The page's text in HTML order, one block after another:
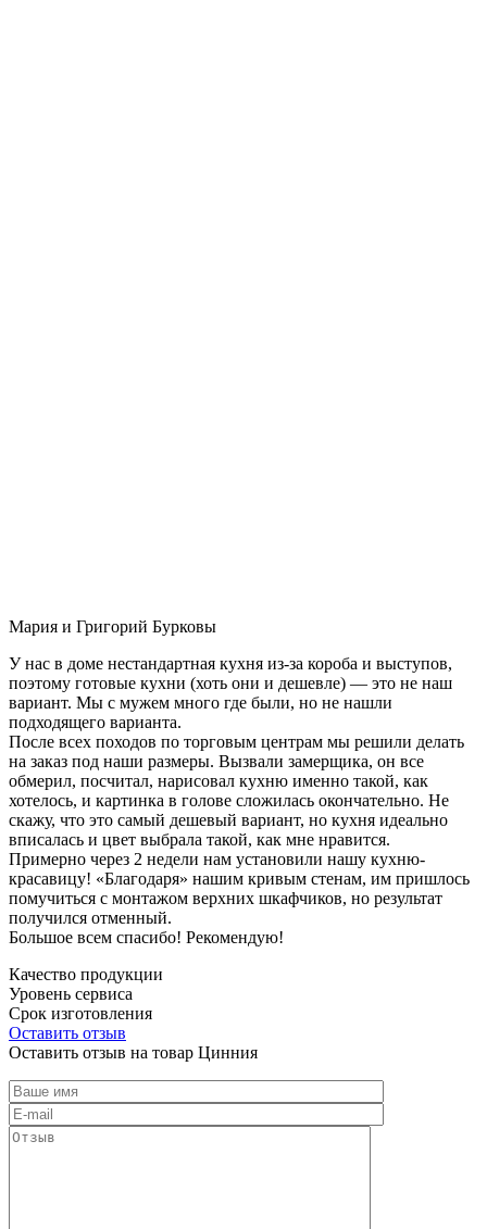
Мария и Григорий Бурковы
У нас в доме нестандартная кухня из-за короба и выступов,
поэтому готовые кухни (хоть они и дешевле) — это не наш
вариант. Мы с мужем много где были, но не нашли
подходящего варианта.
После всех походов по торговым центрам мы решили делать
на заказ под наши размеры. Вызвали замерщика, он все
обмерил, посчитал, нарисовал кухню именно такой, как
хотелось, и картинка в голове сложилась окончательно. Не
скажу, что это самый дешевый вариант, но кухня идеально
вписалась и цвет выбрала такой, как мне нравится.
Примерно через 2 недели нам установили нашу кухню-
красавицу! «Благодаря» нашим кривым стенам, им пришлось
помучиться с монтажом верхних шкафчиков, но результат
получился отменный.
Большое всем спасибо! Рекомендую!
Качество продукции
Уровень сервиса
Срок изготовления
Оставить отзыв
Оставить отзыв на товар Цинния